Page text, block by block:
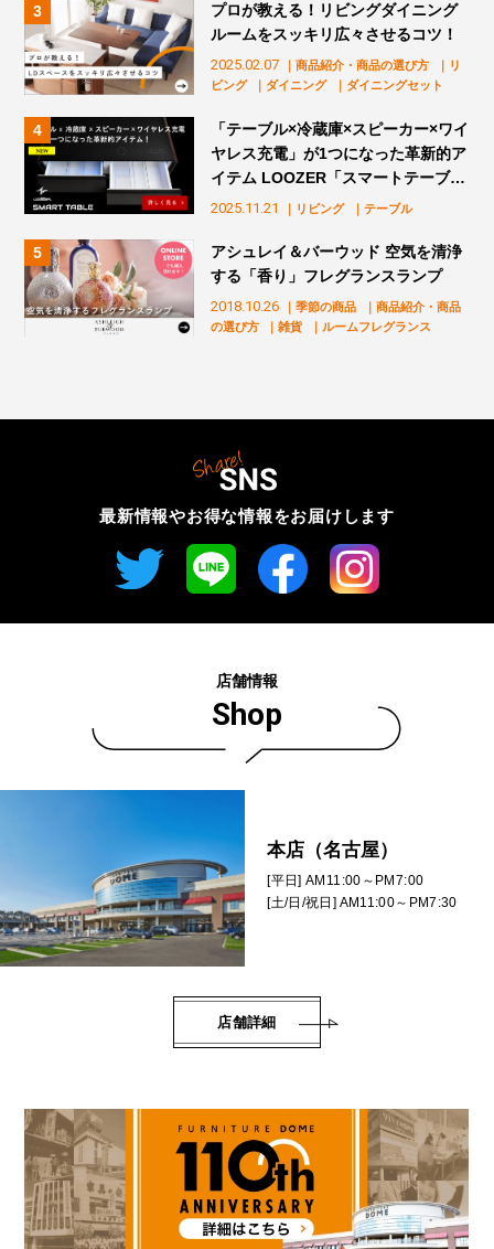
2025.02.07 ｜商品紹介・商品の選び方
｜リ
ビング
｜ダイニング ｜ダイニングセット
プロが教える！リビングダイニング
ルームをスッキリ広々させるコツ！
2025.11.21 ｜リビング ｜テーブル
「テーブル×冷蔵庫×スピーカー×ワイ
ヤレス充電」が1つになった革新的ア
イテム LOOZER「スマートテーブ
ル」販売スタート！
2018.10.26 ｜季節の商品
｜商品紹介・商品
の選び方
｜雑貨 ｜ルームフレグランス
アシュレイ＆バーウッド 空気を清浄
する「香り」フレグランスランプ
店舗情報
Shop
本店（名古屋）
[平日] AM11:00～PM7:00
[土/日/祝日] AM11:00～PM7:30
店舗詳細
最新情報やお得な情報をお届けします